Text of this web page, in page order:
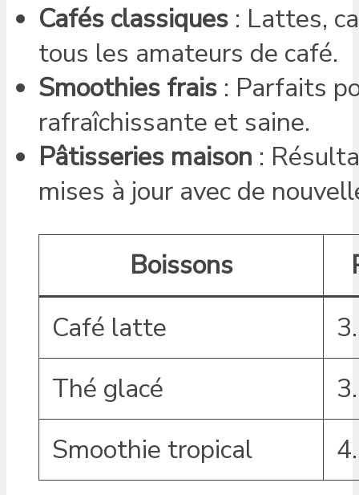
Cafés classiques : Lattes,
tous les amateurs de café.
Smoothies frais : Parfaits
rafraîchissante et saine.
Pâtisseries maison :
mises à jour avec de
Boissons
Café latte
Thé glacé
Smoothie tropical